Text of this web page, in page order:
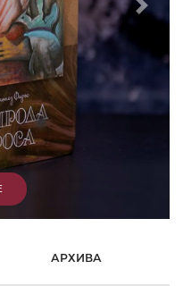
АРХИВА